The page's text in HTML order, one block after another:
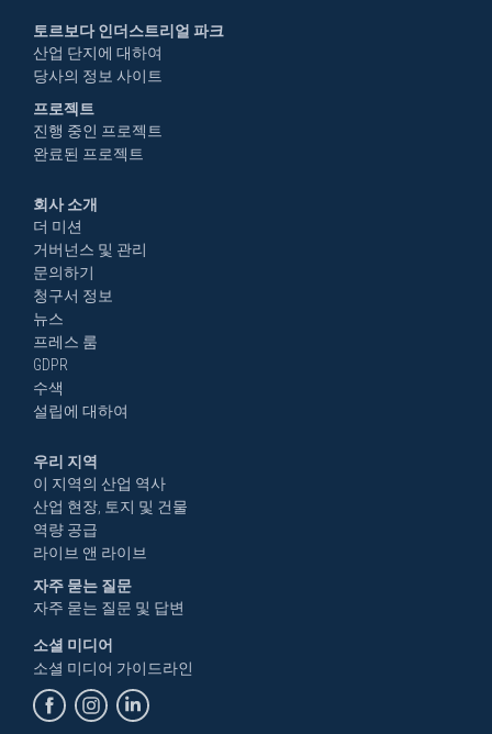
토르보다 인더스트리얼 파크
산업 단지에 대하여
당사의 정보 사이트
프로젝트
진행 중인 프로젝트
완료된 프로젝트
회사 소개
더 미션
거버넌스 및 관리
문의하기
청구서 정보
뉴스
프레스 룸
GDPR
수색
설립에 대하여
우리 지역
이 지역의 산업 역사
산업 현장, 토지 및 건물
역량 공급
라이브 앤 라이브
자주 묻는 질문
자주 묻는 질문 및 답변
소셜 미디어
소셜 미디어 가이드라인